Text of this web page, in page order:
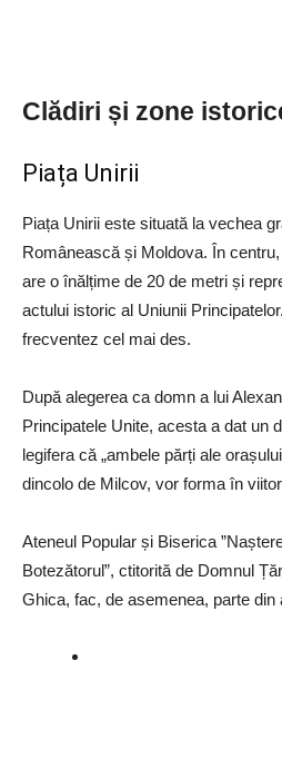
Clădiri și zone
Piața Unirii
Piața Unirii este situată la vechea
Românească și Moldova. În
are o înălțime de 20 de metri și
actului istoric al Uniunii
frecventez cel mai des.
După alegerea ca domn a lui
Principatele Unite, acesta a dat un
legifera că „ambele părți ale
dincolo de Milcov, vor forma în
Ateneul Popular și Biserica
Botezătorul”, ctitorită de Domnul
Ghica, fac, de asemenea, parte din